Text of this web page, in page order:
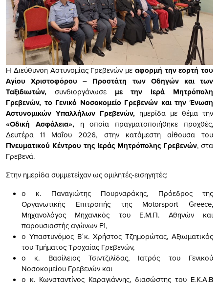
Η Διεύθυνση Αστυνομίας Γρεβενών με αφορμή την εορτή του
Αγίου Χριστοφόρου – Προστάτη των Οδηγών και των
Ταξιδιωτών, συνδιοργάνωσε με την Ιερά Μητρόπολη
Γρεβενών, το Γενικό Νοσοκομείο Γρεβενών και την Ένωση
Αστυνομικών Υπαλλήλων Γρεβενών, ημερίδα με θέμα την
«Οδική Ασφάλεια»,η οποία πραγματοποιήθηκε προχθές,
Δευτέρα 11 Μαΐου 2026, στην κατάμεστη αίθουσα του
Πνευματικού Κέντρου της Ιεράς Μητρόπολης Γρεβενών, στα
Γρεβενά.
Στην ημερίδα συμμετείχαν ως ομιλητές-εισηγητές:
ο κ. Παναγιώτης Πουρναράκης, Πρόεδρος της
Οργανωτικής Επιτροπής της Motorsport Greece,
Μηχανολόγος Μηχανικός του Ε.Μ.Π. Αθηνών και
παρουσιαστής αγώνων F1,
ο Υπαστυνόμος Β΄κ. Χρήστος Τζημορώτας, Αξιωματικός
του Τμήματος Τροχαίας Γρεβενών,
ο κ. Βασίλειος Τσιντζιλίδας, Ιατρός του Γενικού
Νοσοκομείου Γρεβενών και
ο κ. Κωνσταντίνος Καραγιάννης, διασώστης του Ε.Κ.Α.Β